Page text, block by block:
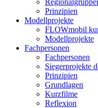
Prinzipien
Modellprojekte
FLOWmobil
Modellprojekte
Fachpersonen
Fachpersonen
Siegerprojekte
Prinzipien
Grundlagen
Kurzfilme
Reflexion